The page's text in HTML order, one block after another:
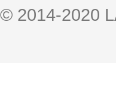
© 2014-2020